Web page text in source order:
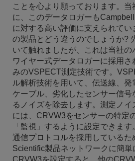
ことを心より願っております。
に、このデータロガーも
に対する高い評価に支えられて
の製品とどう違うのでしょうか?
いて触れましたが、これは当社
ワイヤー式データロガーに採用
みのVSPECT測定技術です。
ル解析技術を用いて、伝送線、
ケーブル、劣化したセンサー信号
るノイズを除去します。測定ノイ
には、CRVW3をセンサーの特定
「監視」するように設定できま
通信プロトコルを採用しているた
Scientific製品ネットワークに簡単
CRVW3を設定すると、他の